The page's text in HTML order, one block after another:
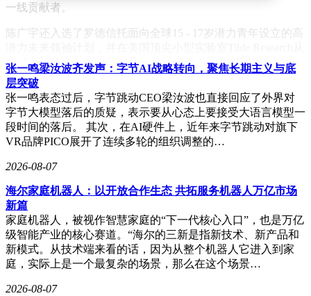
一线贡献者。
陈广宇还入选了罗德信托面向全球15 - 17岁潜力青年设立的高
事过AI研究。17岁便能以第一作者身份主导Kimi这样顶级独
角兽企业的核心架构论文，这一成就不仅在硅谷引起震动，更
让全球AI圈注意到中国高中生在前沿架构创新方面的潜力。
面对外界的赞誉，陈广宇表现得十分谦逊。他强调，这项研究
是团队共同努力的成果，这样的论文不可能由一个人完成，
Kimi团队的每一位成员都投入了大量精力，不少人做出了同等
重要的贡献。Kimi官方也表示，团队成员在论文研究过程中都
张一鸣梁汝波齐发声：字节AI战略转向，聚焦长期主义与底
层突破
张一鸣表态过后，字节跳动CEO梁汝波也直接回应了外界对
字节大模型落后的质疑，表示要从心态上要接受大语言模型一
段时间的落后。 其次，在AI硬件上，近年来字节跳动对旗下
VR品牌PICO展开了连续多轮的组织调整的…
2026-08-07
海尔家庭机器人：以开放合作生态 共拓服务机器人万亿市场
新篇
家庭机器人，被视作智慧家庭的“下一代核心入口”，也是万亿
级智能产业的核心赛道。“海尔的三新是指新技术、新产品和
新模式。从技术端来看的话，因为从整个机器人它进入到家
庭，实际上是一个最复杂的场景，那么在这个场景…
2026-08-07